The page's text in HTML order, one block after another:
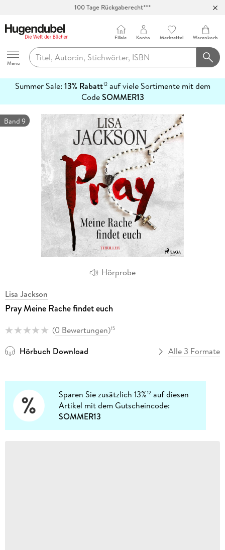
100 Tage Rückgaberecht***
Hugendubel
Menu
Filiale Konto Merkzettel Warenkorb
Summer Sale: 13% Rabatt12auf viele Sortimente mit dem
CodeSOMMER13
erfahren
Hörprobe
Band 9
Lisa Jackson
Pray Meine Rache findet euch
(0 Bewertungen)15
Hörbuch Download Alle 3 Formate
Sparen Sie zusätzlich 13%12 auf diesen
Artikel mit dem Gutscheincode:
SOMMER13